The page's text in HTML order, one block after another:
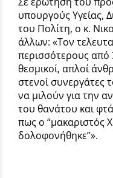
υπουργούς Υγείας,
του Πολίτη, ο κ.
άλλων: «Τον
περισσότερους
θεσμικοί, απλοί
στενοί συνεργάτες
να μιλούν για την
του θανάτου και
πως ο “μακαριστός
δολοφονήθηκε”».